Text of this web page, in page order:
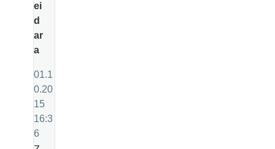
ei
d
ar
a
01.1
0.20
15
16:3
6